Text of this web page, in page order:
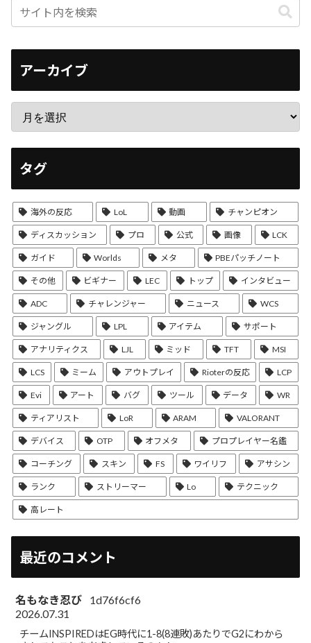
アーカイブ
タグ
海外の反応 LoL 動画 チャンピオン
ディスカッション プロ 公式 画像 LCK
ガイド Worlds メタ PBEパッチノート
その他 ビギナー LEC トップ インタビュー
ADC チャレンジャー ニュース WCS
ジャングル LPL アイテム サポート
アナリティクス LJL ミッド TFT MSI
LCS ミーム アウトプレイ Rioterの反応 LCP
Evi アート バグ ツール データ WR
ティアリスト LoR ARAM VALORANT
デバイス OTP オフメタ プロプレイヤー名鑑
コーチング スキン FS ワイリフ アサシン
ランク ストリーマー Lo テクニック
高レート
最近のコメント
名もなき忍び
1d76f6cf6
2026.07.31
チームINSPIREDはEG時代に1-8(8連敗)あたりでG2にわから